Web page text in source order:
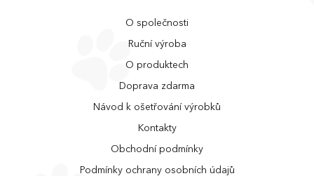
O společnosti
Ruční výroba
O produktech
Doprava zdarma
Návod k ošetřování výrobků
Kontakty
Obchodní podmínky
Podmínky ochrany osobních údajů